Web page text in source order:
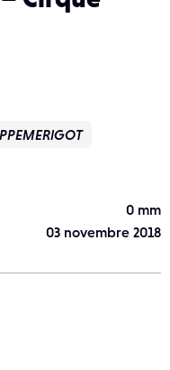
0 mm
03 novembre 2018